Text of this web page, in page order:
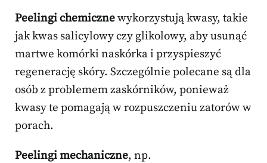
Peelingi chemicznewykorzystują kwasy, takie
jak kwas salicylowy czy glikolowy, aby usunąć
martwe komórki naskórka i przyspieszyć
regenerację skóry. Szczególnie polecane są dla
osób z problemem zaskórników, ponieważ
kwasy te pomagają w rozpuszczeniu zatorów w
porach.
Peelingi mechaniczne, np.